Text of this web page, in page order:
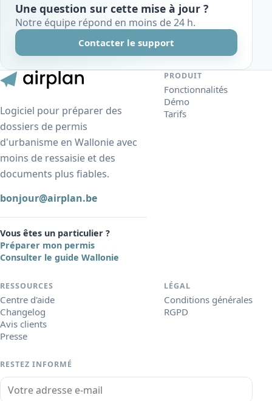
Une question sur cette mise à jour ?
Notre équipe répond en moins de 24 h.
Contacter le support
Logiciel pour préparer des
dossiers de permis
d'urbanisme en Wallonie avec
moins de ressaisie et des
documents plus fiables.
bonjour@airplan.be
Vous êtes un particulier ?
Préparer mon permis
Consulter le guide Wallonie
PRODUIT
Fonctionnalités
Démo
Tarifs
RESSOURCES
Centre d'aide
Changelog
Avis clients
Presse
LÉGAL
Conditions générales
RGPD
RESTEZ INFORMÉ
Votre adresse e-mail